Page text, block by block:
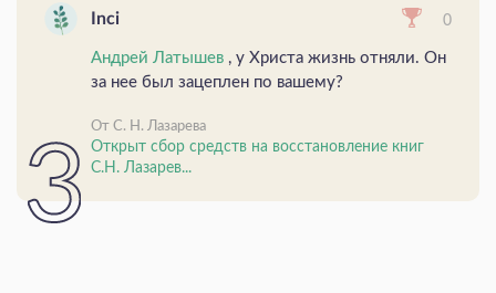
Inci 0
Андрей Латышев , у Христа жизнь отняли. Он
за нее был зацеплен по вашему?
От С. Н. Лазарева
Открыт сбор средств на восстановление книг
С.Н. Лазарев...